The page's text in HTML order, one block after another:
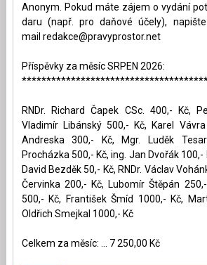
Anonym. Pokud máte zájem o vydání
daru (např. pro daňové účely),
mail redakce@pravyprostor.net
Příspěvky za měsíc SRPEN 2026:
RNDr. Richard Čapek CSc. 400,- Kč,
Vladimír Libánský 500,- Kč, Karel
Andreska 300,- Kč, Mgr. Luděk
Procházka 500,- Kč, ing. Jan Dvořák 100,-
David Bezděk 50,- Kč, RNDr. Václav
Červinka 200,- Kč, Lubomír Štěpán
500,- Kč, František Šmíd 1000,- Kč,
Oldřich Smejkal 1000,- Kč
Celkem za měsíc: ... 7 250,00 Kč